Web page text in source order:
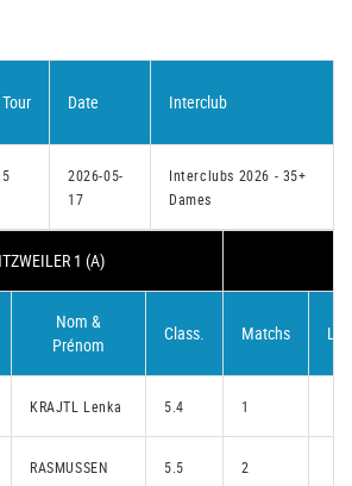
Tour Date Interclub
5
2026-05-
17
Interclubs 2026 - 35+
Dames
1 (A)
Nom &
Prénom
Class. Matchs
KRAJTL Lenka 5.4 1
RASMUSSEN
5.5 2